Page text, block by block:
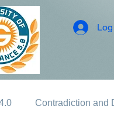
Contradiction and